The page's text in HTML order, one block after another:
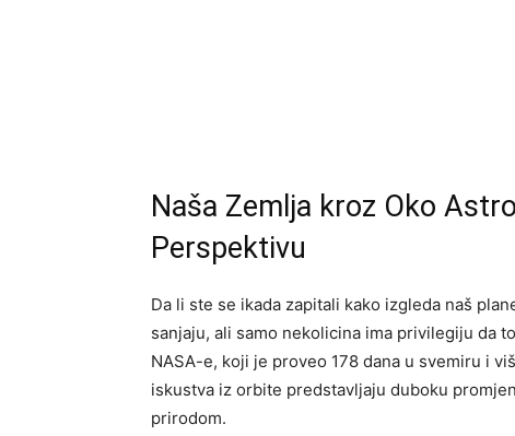
Naša Zemlja kroz Oko
Perspektivu
Da li ste se ikada zapitali kako izgleda naš
sanjaju, ali samo nekolicina ima privilegiju da
NASA-e, koji je proveo 178 dana u svemiru i
iskustva iz orbite predstavljaju duboku
prirodom.